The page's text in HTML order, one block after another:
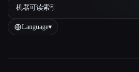
机器可读索引
Language▾